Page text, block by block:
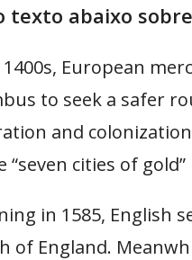
texto abaixo
European
to seek a safer
and
“seven cities of
in 1585, English
of England.